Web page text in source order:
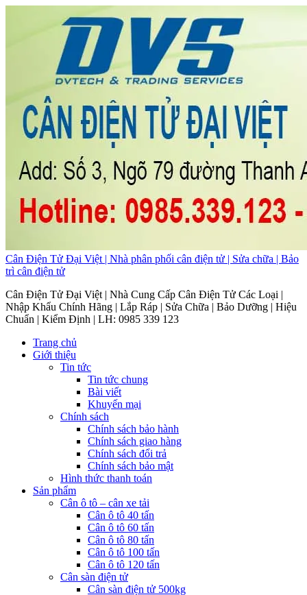
Cân Điện Tử Đại Việt | Nhà phân phối cân điện tử | Sửa chữa | Bảo
trì cân điện tử
Cân Điện Tử Đại Việt | Nhà Cung Cấp Cân Điện Tử Các Loại |
Nhập Khẩu Chính Hãng | Lắp Ráp | Sửa Chữa | Bảo Dưỡng | Hiệu
Chuẩn | Kiểm Định | LH: 0985 339 123
Trang chủ
Giới thiệu
Tin tức
Tin tức chung
Bài viết
Khuyến mại
Chính sách
Chính sách bảo hành
Chính sách giao hàng
Chính sách đổi trả
Chính sách bảo mật
Hình thức thanh toán
Sản phẩm
Cân ô tô – cân xe tải
Cân ô tô 40 tấn
Cân ô tô 60 tấn
Cân ô tô 80 tấn
Cân ô tô 100 tấn
Cân ô tô 120 tấn
Cân sàn điện tử
Cân sàn điện tử 500kg